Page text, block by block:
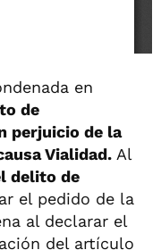
en
de
perjuicio de la
Vialidad. Al
delito de
el pedido de la
al declarar el
del artículo